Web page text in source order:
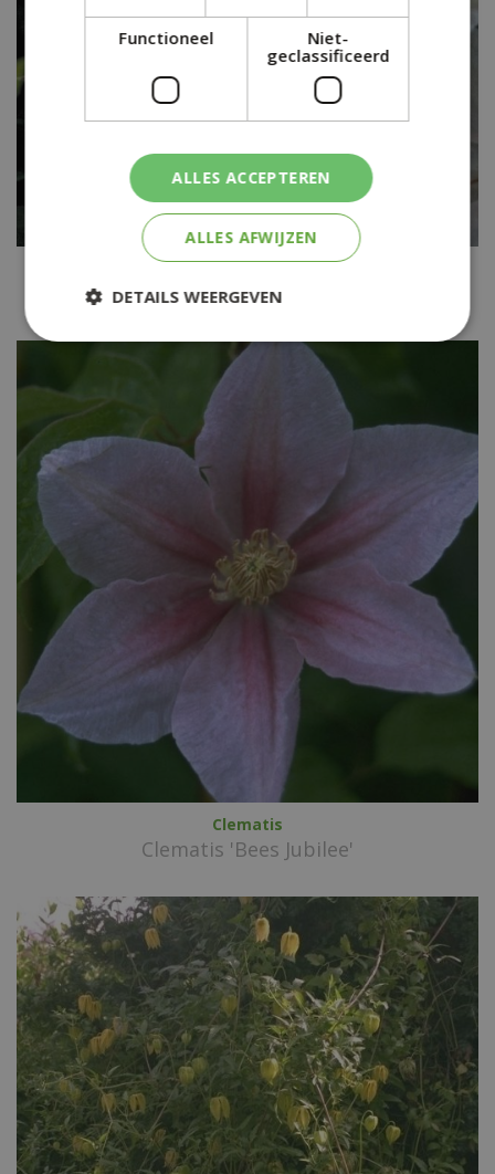
Clematis
Clematis 'Pink Fantasy'
Clematis
Clematis 'Bees Jubilee'
Functioneel
Niet-
geclassificeerd
ALLES ACCEPTEREN
ALLES AFWIJZEN
DETAILS WEERGEVEN